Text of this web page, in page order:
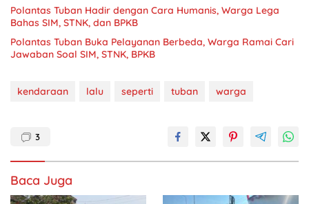
Polantas Tuban Hadir dengan Cara Humanis, Warga Lega
Bahas SIM, STNK, dan BPKB
Polantas Tuban Buka Pelayanan Berbeda, Warga Ramai Cari
Jawaban Soal SIM, STNK, BPKB
kendaraan lalu seperti tuban warga
3
Baca Juga